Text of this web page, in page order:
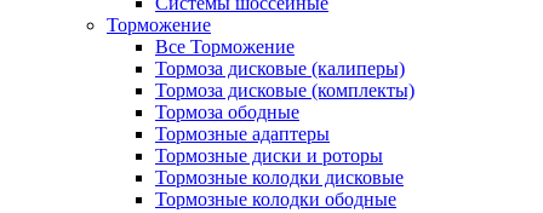
Торможение
Все Торможение
Тормоза дисковые (калиперы)
Тормоза дисковые (комплекты)
Тормоза ободные
Тормозные адаптеры
Тормозные диски и роторы
Тормозные колодки дисковые
Тормозные колодки ободные